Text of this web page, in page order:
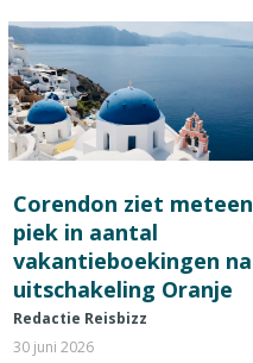
Corendon ziet meteen
piek in aantal
vakantieboekingen na
uitschakeling Oranje
Redactie Reisbizz
30 juni 2026